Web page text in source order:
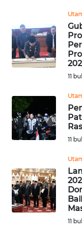
11
11
11
PAKPAK
WN
KARAWANG
WN
BEKASI
WN
BOGOR
WN
DEPOK
WN
TAPANULI